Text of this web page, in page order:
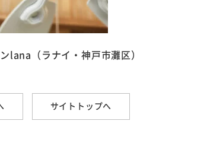
lana（ラナイ・神戸市灘区）
サイトトップへ